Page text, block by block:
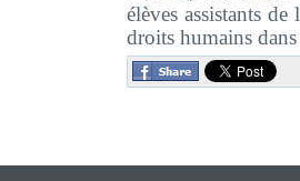
élèves assistants
droits humains